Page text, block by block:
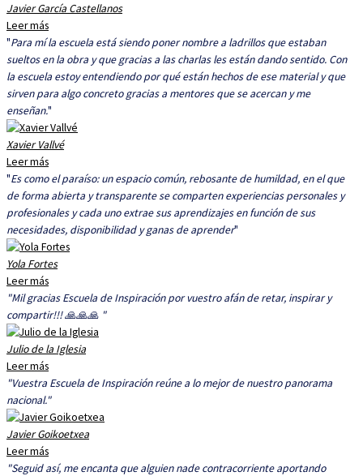
Javier García Castellanos
Leer más
"Para mí la escuela está siendo poner nombre a ladrillos que estaban
sueltos en la obra y que gracias a las charlas les están dando sentido. Con
la escuela estoy entendiendo por qué están hechos de ese material y que
sirven para algo concreto gracias a mentores que se acercan y me
enseñan."
Xavier Vallvé
Leer más
"Es como el paraíso: un espacio común, rebosante de humildad, en el que
de forma abierta y transparente se comparten experiencias personales y
profesionales y cada uno extrae sus aprendizajes en función de sus
necesidades, disponibilidad y ganas de aprender"
Yola Fortes
Leer más
"Mil gracias Escuela de Inspiración por vuestro afán de retar, inspirar y
compartir!!! 🙏🙏🙏 "
Julio de la Iglesia
Leer más
"Vuestra Escuela de Inspiración reúne a lo mejor de nuestro panorama
nacional."
Javier Goikoetxea
Leer más
"Seguid así, me encanta que alguien nade contracorriente aportando